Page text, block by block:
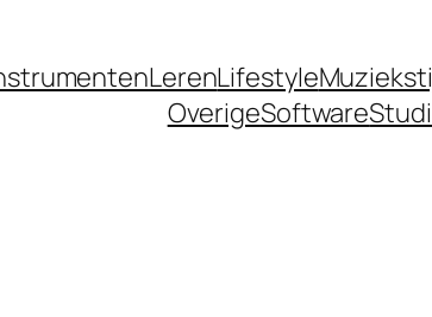
LerenLifestyle
OverigeSoftware